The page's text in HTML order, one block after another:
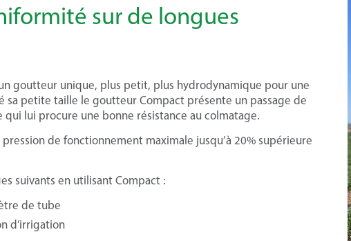
sur de longues
goutteur unique, plus petit, plus hydrodynamique pour une
petite taille le goutteur Compact présente un passage de
lui procure une bonne résistance au colmatage.
de fonctionnement maximale jusqu’à 20% supérieure
suivants en utilisant Compact :
de tube
d’irrigation